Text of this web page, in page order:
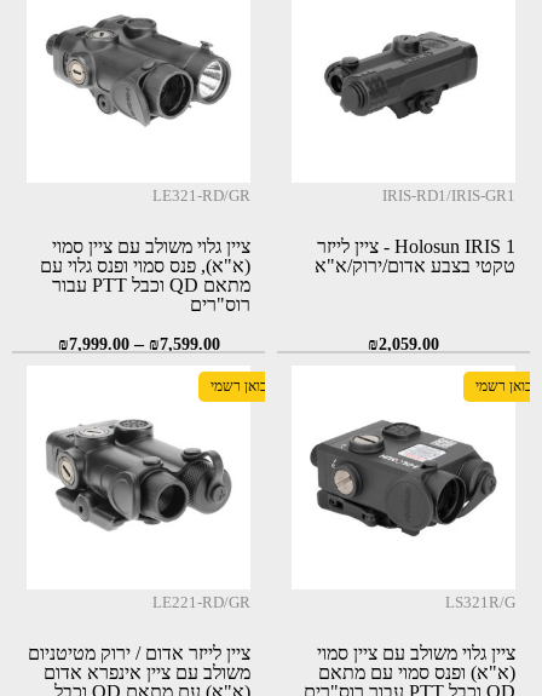
IRIS-RD1/IRIS-GR1
Holosun IRIS 1 - ציין לייזר
טקטי בצבע אדום/ירוק/א"א
₪2,059.00
LE321-RD/GR
ציין גלוי משולב עם ציין סמוי
(א"א), פנס סמוי ופנס גלוי עם
מתאם QD וכבל PTT עבור
רוס"רים
₪7,599.00
–
₪7,999.00
יבואן רשמי
LS321R/G
ציין גלוי משולב עם ציין סמוי
(א"א) ופנס סמוי עם מתאם
QD וכבל PTT עבור רוס"רים
יבואן רשמי
LE221-RD/GR
ציין לייזר אדום / ירוק מטיטניום
משולב עם ציין אינפרא אדום
(א"א) עם מתאם QD וכבל